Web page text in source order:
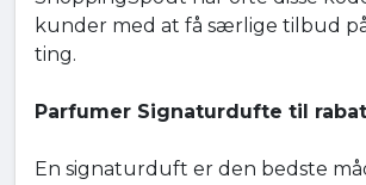
kunder med at få særlige tilbud
ting.
Parfumer Signaturdufte til rabat
En signaturduft er den bedste